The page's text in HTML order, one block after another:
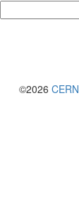
©2026 CERN